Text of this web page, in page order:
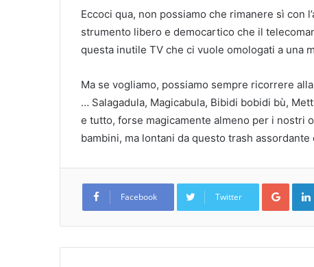
Eccoci qua, non possiamo che rimanere sì con
strumento libero e democartico che il
questa inutile TV che ci vuole omologati a una
Ma se vogliamo, possiamo sempre ricorrere
… Salagadula, Magicabula, Bibidi bobidi bù,
e tutto, forse magicamente almeno per i nostri
bambini, ma lontani da questo trash
Facebook Twitter